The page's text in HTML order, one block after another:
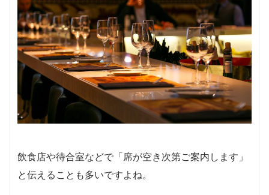
飲食店や待合室などで「席が空き次第ご案内します」
と伝えることも多いですよね。